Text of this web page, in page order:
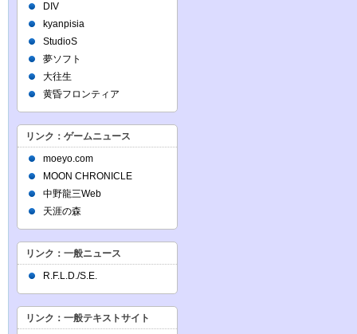
DIV
kyanpisia
StudioS
夢ソフト
大往生
黄昏フロンティア
リンク：ゲームニュース
moeyo.com
MOON CHRONICLE
中野龍三Web
天涯の森
リンク：一般ニュース
R.F.L.D./S.E.
リンク：一般テキストサイト